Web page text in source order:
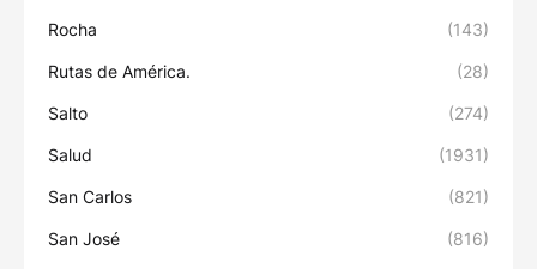
Rocha (143)
Rutas de América. (28)
Salto (274)
Salud (1931)
San Carlos (821)
San José (816)